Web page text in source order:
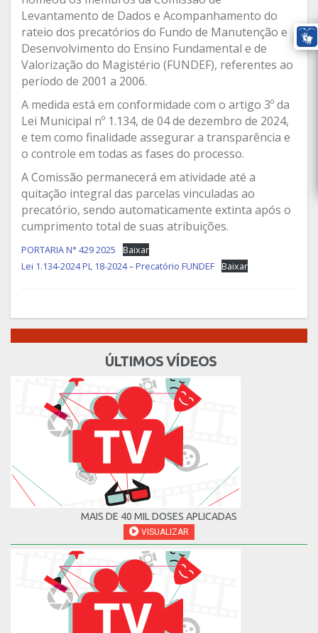
Levantamento de Dados e Acompanhamento do
rateio dos precatórios do Fundo de Manutenção e
Desenvolvimento do Ensino Fundamental e de
Valorização do Magistério (FUNDEF), referentes ao
período de 2001 a 2006.
A medida está em conformidade com o artigo 3º da
Lei Municipal nº 1.134, de 04 de dezembro de 2024,
e tem como finalidade assegurar a transparência e
o controle em todas as fases do processo.
A Comissão permanecerá em atividade até a
quitação integral das parcelas vinculadas ao
precatório, sendo automaticamente extinta após o
cumprimento total de suas atribuições.
PORTARIA N° 429 2025
Baixar
Lei 1.134-2024 PL 18-2024 – Precatório FUNDEF Baixar
ÚLTIMOS VÍDEOS
MAIS DE 40 MIL DOSES APLICADAS
VISUALIZAR